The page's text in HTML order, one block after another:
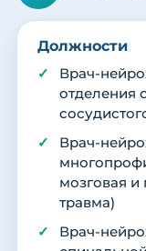
Должности
Врач-
отделения
Врач-
мозговая
травма)
Врач-